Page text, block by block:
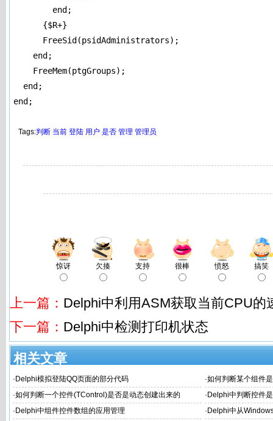
end;
{$R+}
FreeSid(psidAdministrators);
end;
FreeMem(ptgGroups);
end;
end;
Tags:判断 当前 登陆 用户 是否 管理 管理员
惊讶 欠揍 支持 很棒 愤怒 搞笑
上一篇： Delphi中利用ASM获取当前CPU的
下一篇： Delphi中检测打印机状态
相关文章
· Delphi模拟登陆QQ页面的部分代码 ·如何判断某个组件
·如何判断一个控件(TControl)是否是动态创建出来的 · Delphi中判断控件
· Delphi中组件控件数组的应用管理 · Delphi中从